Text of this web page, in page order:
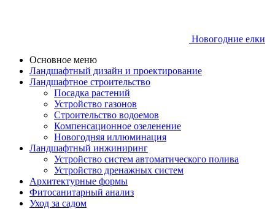
Новогодние елки
Основное меню
Ландшафтный дизайн и проектирование
Ландшафтное строительство
Посадка растений
Устройство газонов
Строительство водоемов
Компенсационное озеленение
Новогодняя иллюминация
Ландшафтный инжиниринг
Устройство систем автоматического полива
Устройство дренажных систем
Aрхитектурные формы
Фитосанитарный анализ
Уход за садом